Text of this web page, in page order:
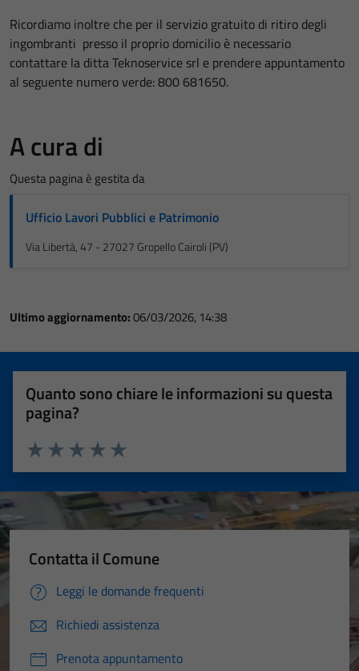
Ricordiamo inoltre che per il servizio gratuito di ritiro degli
ingombranti presso il proprio domicilio è necessario
contattare la ditta Teknoservice srl e prendere appuntamento
al seguente numero verde: 800 681650.
A cura di
Questa pagina è gestita da
Ufficio Lavori Pubblici e Patrimonio
Via Libertà, 47 - 27027 Gropello Cairoli (PV)
Ultimo aggiornamento:06/03/2026, 14:38
Quanto sono chiare le informazioni su questa
pagina?
Valuta 5 stelle su 5
Valuta 4 stelle su 5
Valuta 3 stelle su 5
Valuta 2 stelle su 5
Valuta 1 stelle su 5
Contatta il Comune
Leggi le domande frequenti
Richiedi assistenza
Prenota appuntamento